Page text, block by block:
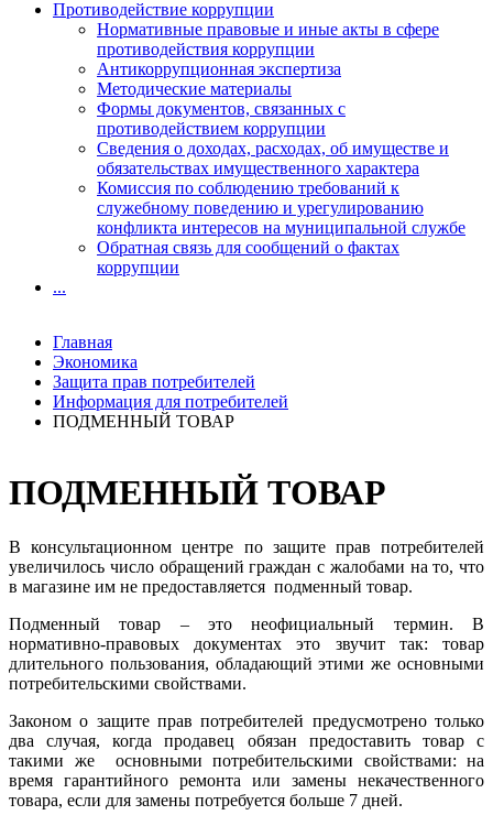
ПОДМЕННЫЙ ТОВАР
В консультационном центре по защите прав потребителей
увеличилось число обращений граждан с жалобами на то, что
в магазине им не предоставляется подменный товар.
Подменный товар – это неофициальный термин. В
нормативно-правовых документах это звучит так: товар
длительного пользования, обладающий этими же основными
потребительскими свойствами.
Законом о защите прав потребителей предусмотрено только
два случая, когда продавец обязан предоставить товар с
такими же основными потребительскими свойствами: на
время гарантийного ремонта или замены некачественного
товара, если для замены потребуется больше 7 дней.
Противодействие коррупции
Нормативные правовые и иные акты в сфере
противодействия коррупции
Антикоррупционная экспертиза
Методические материалы
Формы документов, связанных с
противодействием коррупции
Сведения о доходах, расходах, об имуществе и
обязательствах имущественного характера
Комиссия по соблюдению требований к
служебному поведению и урегулированию
конфликта интересов на муниципальной службе
Обратная связь для сообщений о фактах
коррупции
...
Главная
Экономика
Защита прав потребителей
Информация для потребителей
ПОДМЕННЫЙ ТОВАР